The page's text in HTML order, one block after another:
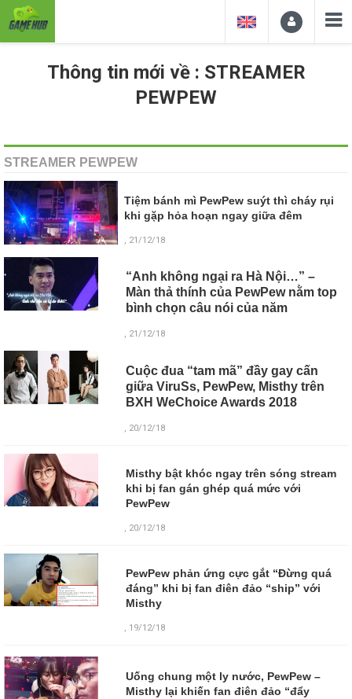
Thông tin mới về : STREAMER
PEWPEW
STREAMER PEWPEW
Tiệm bánh mì PewPew suýt thì cháy rụi
khi gặp hỏa hoạn ngay giữa đêm
, 21/12/18
“Anh không ngại ra Hà Nội…” –
Màn thả thính của PewPew nằm top
bình chọn câu nói của năm
, 21/12/18
Cuộc đua “tam mã” đầy gay cấn
giữa ViruSs, PewPew, Misthy trên
BXH WeChoice Awards 2018
, 20/12/18
Misthy bật khóc ngay trên sóng stream
khi bị fan gán ghép quá mức với
PewPew
, 20/12/18
PewPew phản ứng cực gắt “Đừng quá
đáng” khi bị fan điên đảo “ship” với
Misthy
, 19/12/18
Uống chung một ly nước, PewPew –
Misthy lại khiến fan điên đảo “đẩy